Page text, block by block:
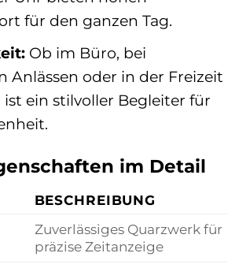
für den ganzen Tag.
Ob im Büro, bei
Anlässen oder in der Freizeit
ist ein stilvoller Begleiter für
im Detail
BESCHREIBUNG
Zuverlässiges Quarzwerk für
präzise Zeitanzeige